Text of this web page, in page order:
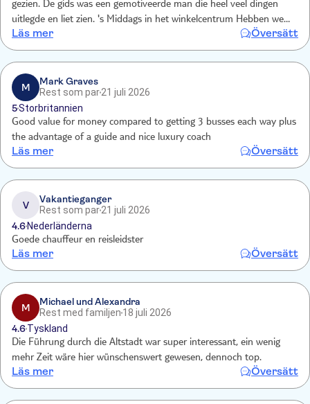
gezien. De gids was een gemotiveerde man die heel veel dingen
uitlegde en liet zien. 's Middags in het winkelcentrum Hebben we
ook onze ogen uitgekeken. Dat is groot en divers. We hebben echt
een hele leuke dag gehad. Zeker voor herhaling vatbaar.
Läs mer Översätt
M
Mark Graves
Rest som par21 juli 2026
5Storbritannien
Good value for money compared to getting 3 busses each way plus
the advantage of a guide and nice luxury coach
Läs mer Översätt
V
Vakantieganger
Rest som par21 juli 2026
4.6 Nederländerna
Goede chauffeur en reisleidster
Läs mer Översätt
M
Michael und Alexandra
Rest med familjen 18 juli 2026
4.6Tyskland
Die Führung durch die Altstadt war super interessant, ein wenig
mehr Zeit wäre hier wünschenswert gewesen, dennoch top.
Läs mer Översätt